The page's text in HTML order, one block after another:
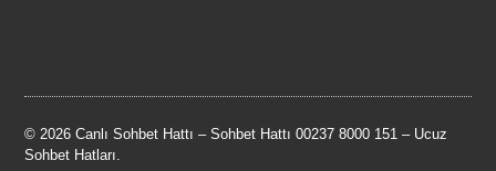
© 2026 Canlı Sohbet Hattı – Sohbet Hattı 00237 8000 151 – Ucuz
Sohbet Hatları.